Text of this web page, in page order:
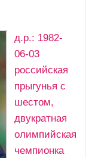
д.р.: 1982-
06-03
российская
прыгунья с
шестом,
двукратная
олимпийская
чемпионка